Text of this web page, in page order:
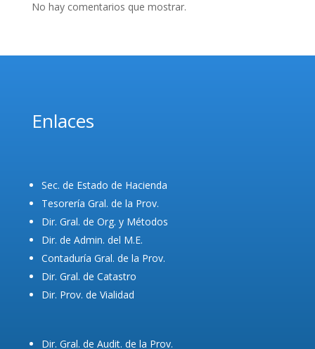
No hay comentarios que mostrar.
Enlaces
Sec. de Estado de Hacienda
Tesorería Gral. de la Prov.
Dir. Gral. de Org. y Métodos
Dir. de Admin. del M.E.
Contaduría Gral. de la Prov.
Dir. Gral. de Catastro
Dir. Prov. de Vialidad
Dir. Gral. de Audit. de la Prov.